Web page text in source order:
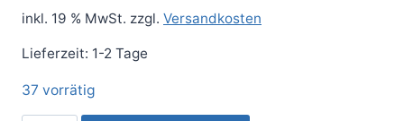
inkl. 19 % MwSt. zzgl. Versandkosten
Lieferzeit: 1-2 Tage
37 vorrätig